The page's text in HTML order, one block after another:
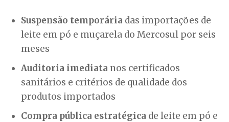
Suspensão temporária das importações de
leite em pó e muçarela do Mercosul por seis
meses
Auditoria imediata nos certificados
sanitários e critérios de qualidade dos
produtos importados
Compra pública estratégica de leite em pó e